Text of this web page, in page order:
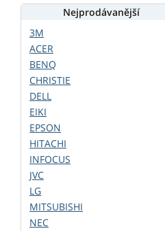
Nejprodávanější
3M
ACER
BENQ
CHRISTIE
DELL
EIKI
EPSON
HITACHI
INFOCUS
JVC
LG
MITSUBISHI
NEC